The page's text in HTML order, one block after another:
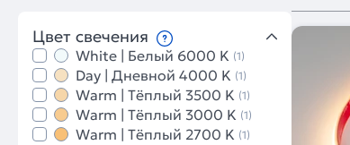
Цвет свечения
White | Белый 6000 K (1)
Day | Дневной 4000 K (1)
Warm | Тёплый 3500 K (1)
Warm | Тёплый 3000 K (1)
Warm | Тёплый 2700 K (1)